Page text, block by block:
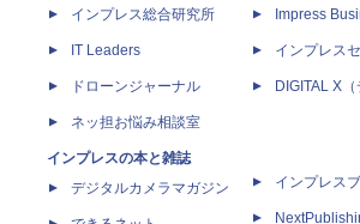
インプレス総合研究所
IT Leaders
ドローンジャーナル
ネッ担お悩み相談室
インプレスの本と雑誌
デジタルカメラマガジン
Impress
インプレス
DIGITAL X
インプレス